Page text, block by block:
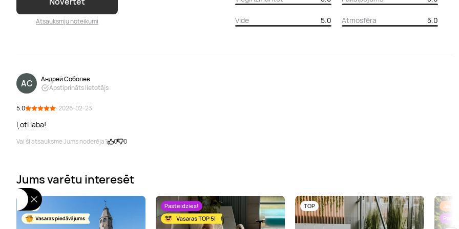
Atsauksmju noteikumi Vide 5.0 Atmosfēra 5.0
АС
Андрей Соболев
Apstiprināts lietotājs
5.0 · 2026-02-23
Ļoti laba!
Vai šī atsauksme Jums noderēja? 0 0
Jums varētu interesēt
TOP Pasteidzies! TOP